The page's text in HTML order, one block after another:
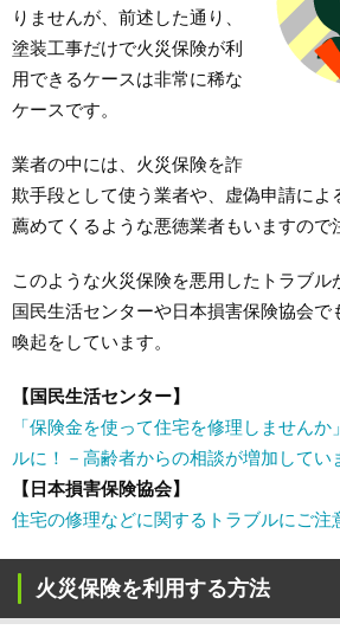
りませんが、前述した通り、
塗装工事だけで火災保険が利
用できるケースは非常に稀な
ケースです。
業者の中には、火災保険を詐
欺手段として使う業者や、虚偽申請によ
薦めてくるような悪徳業者もいますので
このような火災保険を悪用したトラブル
国民生活センターや日本損害保険協会で
喚起をしています。
【国民生活センター】
「保険金を使って住宅を修理しません
ルに！－高齢者からの相談が増加してい
【日本損害保険協会】
住宅の修理などに関するトラブルにご注
火災保険を利用する方法